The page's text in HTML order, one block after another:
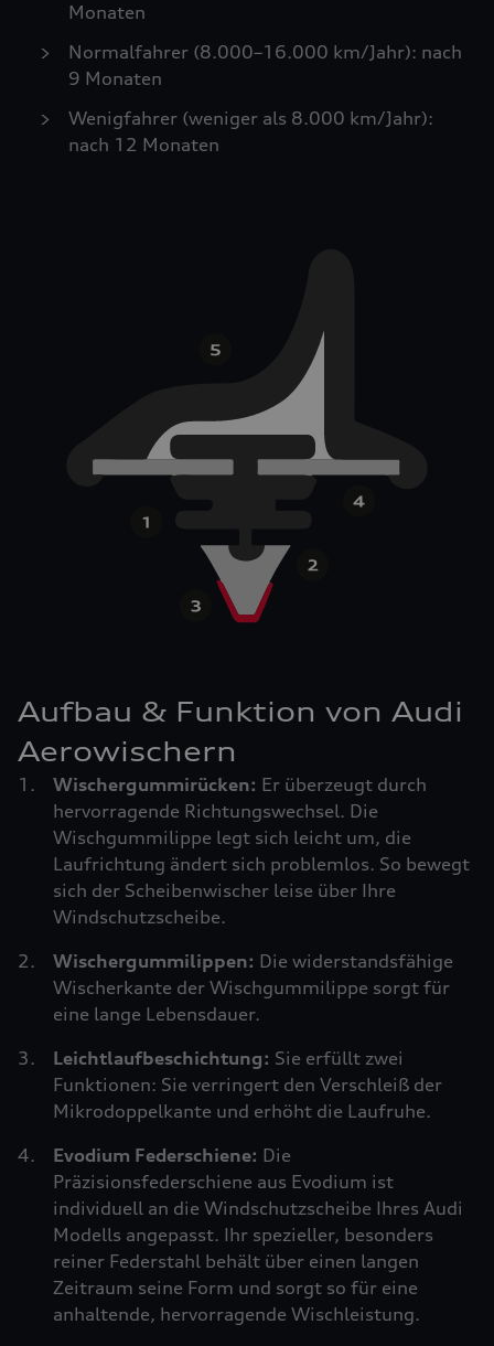
Monaten
Normalfahrer (8.000–16.000 km/Jahr): nach
9 Monaten
Wenigfahrer (weniger als 8.000 km/Jahr):
nach 12 Monaten
Aufbau & Funktion von Audi
Aerowischern
Wischergummirücken: Er überzeugt durch
hervorragende Richtungswechsel. Die
Wischgummilippe legt sich leicht um, die
Laufrichtung ändert sich problemlos. So bewegt
sich der Scheibenwischer leise über Ihre
Windschutzscheibe.
Wischergummilippen: Die widerstandsfähige
Wischerkante der Wischgummilippe sorgt für
eine lange Lebensdauer.
Leichtlaufbeschichtung: Sie erfüllt zwei
Funktionen: Sie verringert den Verschleiß der
Mikrodoppelkante und erhöht die Laufruhe.
Evodium Federschiene: Die
Präzisionsfederschiene aus Evodium ist
individuell an die Windschutzscheibe Ihres Audi
Modells angepasst. Ihr spezieller, besonders
reiner Federstahl behält über einen langen
Zeitraum seine Form und sorgt so für eine
anhaltende, hervorragende Wischleistung.